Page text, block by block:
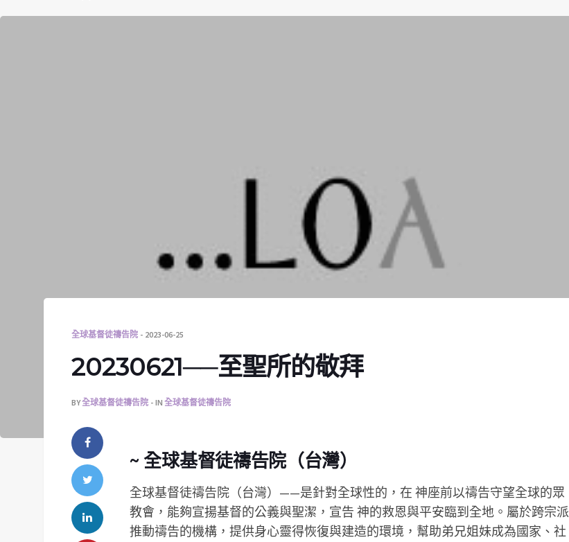
全球基督徒禱告院 2023-06-25
20230621──至聖所的敬拜
BY全球基督徒禱告院 IN 全球基督徒禱告院
~ 全球基督徒禱告院（台灣）
全球基督徒禱告院（台灣）——是針對全球性的，在 神座前以禱告守望全球的眾
教會，能夠宣揚基督的公義與聖潔，宣告 神的救恩與平安臨到全地。屬於跨宗派
推動禱告的機構，提供身心靈得恢復與建造的環境，­幫助弟兄姐妹成為國家、社